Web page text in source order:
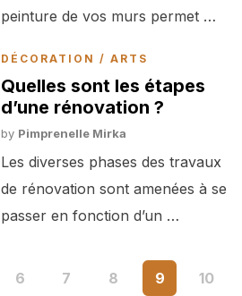
peinture de vos murs permet …
DÉCORATION / ARTS
Quelles sont les étapes
d’une rénovation ?
by Pimprenelle Mirka
Les diverses phases des travaux
de rénovation sont amenées à se
passer en fonction d’un …
6 7 8 9 10